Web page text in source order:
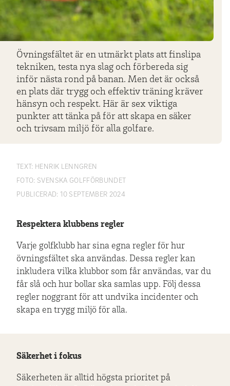
Övningsfältet är en utmärkt plats att finslipa
tekniken, testa nya slag och förbereda sig
inför nästa rond på banan. Men det är också
en plats där trygg och effektiv träning kräver
hänsyn och respekt. Här är sex viktiga
punkter att tänka på för att skapa en säker
och trivsam miljö för alla golfare.
TEXT: HENRIK LENNGREN
FOTO: SVENSKA GOLFFÖRBUNDET
PUBLICERAD:10 SEPTEMBER 2024
Respektera klubbens regler
Varje golfklubb har sina egna regler för hur
övningsfältet ska användas. Dessa regler kan
inkludera vilka klubbor som får användas, var du
får slå och hur bollar ska samlas upp. Följ dessa
regler noggrant för att undvika incidenter och
skapa en trygg miljö för alla.
Säkerhet i fokus
Säkerheten är alltid högsta prioritet på